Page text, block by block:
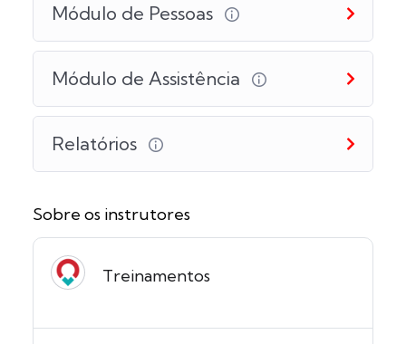
Módulo de Pessoas
Módulo de Assistência
Relatórios
Sobre os instrutores
Treinamentos